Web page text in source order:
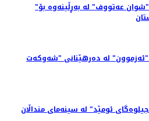
"بێ نیشتمان" بە ڕۆڵ بینینی "شوان عەتووف" لە بەڕڵینەوە بۆ
لە دەرهێنانی "شەوکەت
ئومێد" له‌ سینه‌مای منداڵان